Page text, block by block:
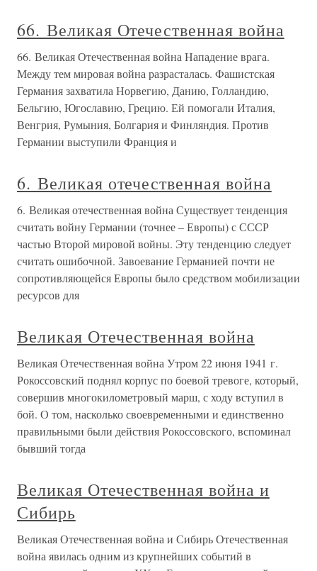
66. Великая Отечественная война
66. Великая Отечественная война Нападение врага.
Между тем мировая война разрасталась. Фашистская
Германия захватила Норвегию, Данию, Голландию,
Бельгию, Югославию, Грецию. Ей помогали Италия,
Венгрия, Румыния, Болгария и Финляндия. Против
Германии выступили Франция и
6. Великая отечественная война
6. Великая отечественная война Существует тенденция
считать войну Германии (точнее – Европы) с СССР
частью Второй мировой войны. Эту тенденцию следует
считать ошибочной. Завоевание Германией почти не
сопротивляющейся Европы было средством мобилизации
ресурсов для
Великая Отечественная война
Великая Отечественная война Утром 22 июня 1941 г.
Рокоссовский поднял корпус по боевой тревоге, который,
совершив многокилометровый марш, с ходу вступил в
бой. О том, насколько своевременными и единственно
правильными были действия Рокоссовского, вспоминал
бывший тогда
Великая Отечественная война и
Сибирь
Великая Отечественная война и Сибирь Отечественная
война явилась одним из крупнейших событий в